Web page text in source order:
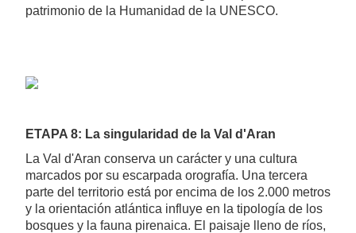
patrimonio de la Humanidad de la UNESCO.
ETAPA 8: La singularidad de la Val d'Aran
La Val d'Aran conserva un carácter y una cultura
marcados por su escarpada orografía. Una tercera
parte del territorio está por encima de los 2.000 metros
y la orientación atlántica influye en la tipología de los
bosques y la fauna pirenaica. El paisaje lleno de ríos,